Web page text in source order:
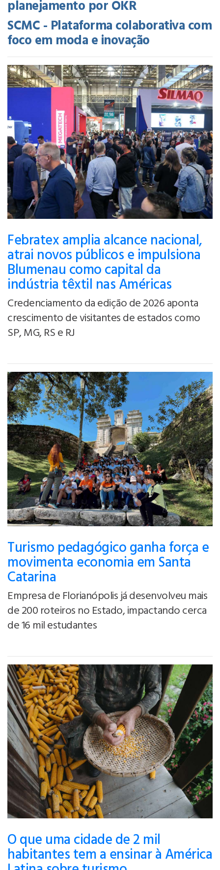
planejamento por OKR
SCMC - Plataforma colaborativa com
foco em moda e inovação
Febratex amplia alcance nacional,
atrai novos públicos e impulsiona
Blumenau como capital da
indústria têxtil nas Américas
Credenciamento da edição de 2026 aponta
crescimento de visitantes de estados como
SP, MG, RS e RJ
Turismo pedagógico ganha força e
movimenta economia em Santa
Catarina
Empresa de Florianópolis já desenvolveu mais
de 200 roteiros no Estado, impactando cerca
de 16 mil estudantes
O que uma cidade de 2 mil
habitantes tem a ensinar à América